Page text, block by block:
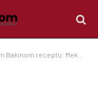
duša, brzo se prave, a još brže nestanu sa stola